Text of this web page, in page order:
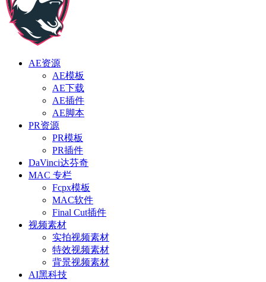
AE资源
AE模板
AE下载
AE插件
AE脚本
PR资源
PR模板
PR插件
DaVinci达芬奇
MAC 专栏
Fcpx模板
MAC软件
Final Cut插件
视频素材
实拍视频素材
特效视频素材
背景视频素材
AI黑科技